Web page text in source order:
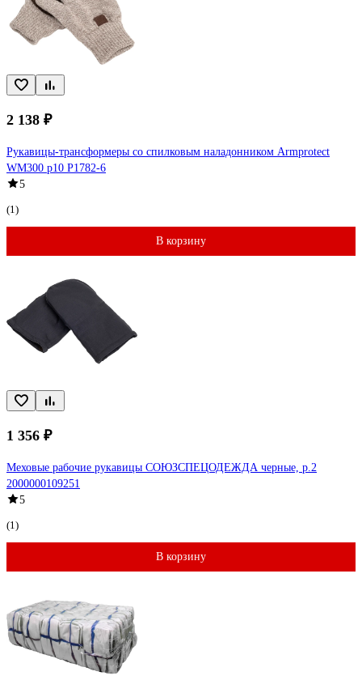
2 138 ₽
Рукавицы-трансформеры со спилковым наладонником Armprotect
WM300 р10 Р1782-6
5
(1)
В корзину
1 356 ₽
Меховые рабочие рукавицы СОЮЗСПЕЦОДЕЖДА черные, р.2
2000000109251
5
(1)
В корзину